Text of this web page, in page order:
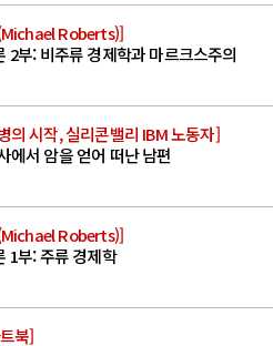
Roberts)]
2부: 비주류 경제학과 마르크스주의
의 시작, 실리콘밸리 IBM 노동자]
서 암을 얻어 떠난 남편
Roberts)]
1부: 주류 경제학
북]